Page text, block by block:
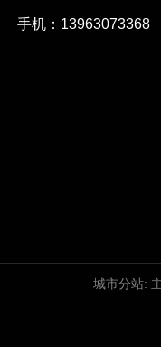
手机：
城市分站: